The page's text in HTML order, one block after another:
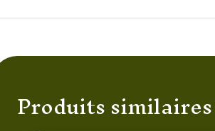
Produits similaires